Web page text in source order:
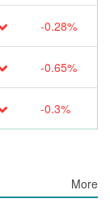
-0.28%
-0.65%
-0.3%
More